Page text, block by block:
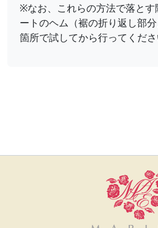
※なお、これらの方法で落とす
ートのヘム（裾の折り返し部
箇所で試してから行ってくださ